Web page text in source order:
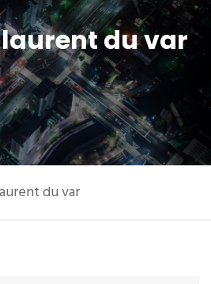
du var
du var